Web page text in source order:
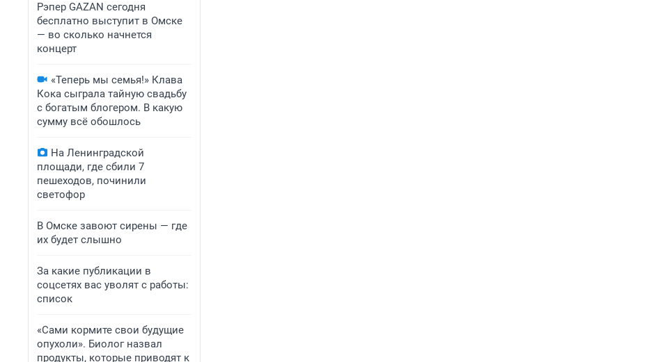
Рэпер GAZAN сегодня
бесплатно выступит в Омске
— во сколько начнется
концерт
«Теперь мы семья!» Клава
Кока сыграла тайную свадьбу
с богатым блогером. В какую
сумму всё обошлось
На Ленинградской
площади, где сбили 7
пешеходов, починили
светофор
В Омске завоют сирены — где
их будет слышно
За какие публикации в
соцсетях вас уволят с работы:
список
«Сами кормите свои будущие
опухоли». Биолог назвал
продукты, которые приводят к